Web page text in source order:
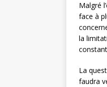
Malgré
face à
la
La
faudra